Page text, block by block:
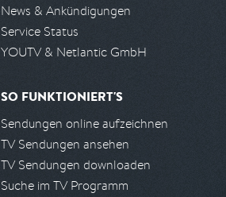
News & Ankündigungen
Service Status
YOUTV & Netlantic GmbH
SO FUNKTIONIERT'S
Sendungen online aufzeichnen
TV Sendungen ansehen
TV Sendungen downloaden
Suche im TV Programm